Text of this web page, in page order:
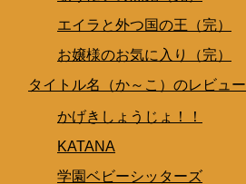
エイラと外つ国の王（完）
お嬢様のお気に入り（完）
タイトル名（か～こ）のレビュー
かげきしょうじょ！！
KATANA
学園ベビーシッターズ